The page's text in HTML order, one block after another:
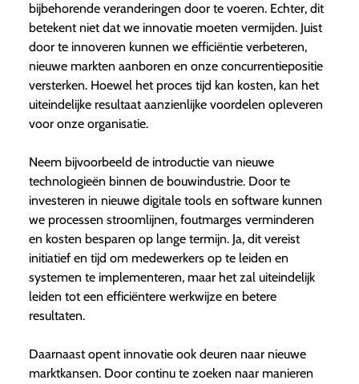
bijbehorende veranderingen door te voeren. Echter, dit
betekent niet dat we innovatie moeten vermijden. Juist
door te innoveren kunnen we efficiëntie verbeteren,
nieuwe markten aanboren en onze concurrentiepositie
versterken. Hoewel het proces tijd kan kosten, kan het
uiteindelijke resultaat aanzienlijke voordelen opleveren
voor onze organisatie.
Neem bijvoorbeeld de introductie van nieuwe
technologieën binnen de bouwindustrie. Door te
investeren in nieuwe digitale tools en software kunnen
we processen stroomlijnen, foutmarges verminderen
en kosten besparen op lange termijn. Ja, dit vereist
initiatief en tijd om medewerkers op te leiden en
systemen te implementeren, maar het zal uiteindelijk
leiden tot een efficiëntere werkwijze en betere
resultaten.
Daarnaast opent innovatie ook deuren naar nieuwe
marktkansen. Door continu te zoeken naar manieren